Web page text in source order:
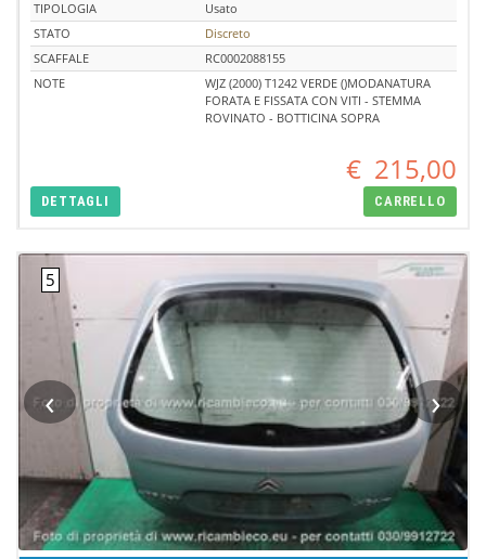
TIPOLOGIA
Usato
STATO
Discreto
SCAFFALE
RC0002088155
NOTE
WJZ (2000) T1242 VERDE ()MODANATURA
FORATA E FISSATA CON VITI - STEMMA
ROVINATO - BOTTICINA SOPRA
€ 215,00
DETTAGLI CARRELLO
‹ ›